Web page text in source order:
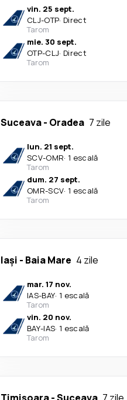
vin. 25 sept.
CLJ-OTP· Direct
Tarom
mie. 30 sept.
OTP-CLJ· Direct
Tarom
Suceava- Oradea 7 zile
lun. 21 sept.
SCV-OMR· 1 escală
Tarom
dum. 27 sept.
OMR-SCV· 1 escală
Tarom
Iași - Baia Mare 4 zile
mar. 17 nov.
IAS-BAY· 1 escală
Tarom
vin. 20 nov.
BAY-IAS· 1 escală
Tarom